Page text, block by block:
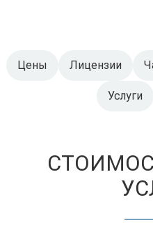
Цены Лицензии
Услуги